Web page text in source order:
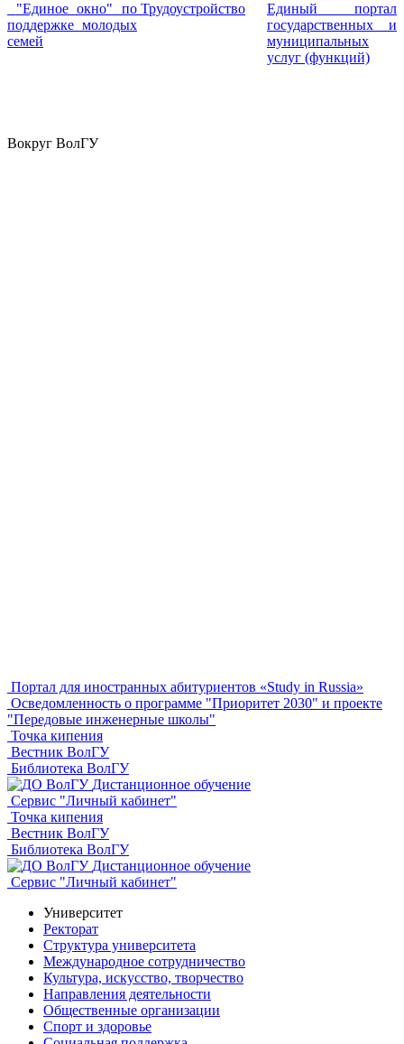
"Единое окно" по
поддержке молодых
семей
Трудоустройство
Единый портал
государственных и
муниципальных
услуг (функций)
Вокруг ВолГУ
Портал для иностранных абитуриентов «Study in Russia»
Осведомленность о программе "Приоритет 2030" и проекте
"Передовые инженерные школы"
Точка кипения
Вестник ВолГУ
Библиотека ВолГУ
Дистанционное обучение
Сервис "Личный кабинет"
Точка кипения
Вестник ВолГУ
Библиотека ВолГУ
Дистанционное обучение
Сервис "Личный кабинет"
Университет
Ректорат
Структура университета
Международное сотрудничество
Культура, искусство, творчество
Направления деятельности
Общественные организации
Спорт и здоровье